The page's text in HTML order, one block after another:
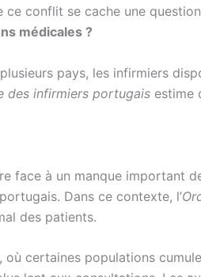
ce conflit se cache une
médicales ?
pays, les infirmiers
des infirmiers portugais estime
face à un manque important
Dans ce contexte, l’
des patients.
certaines populations